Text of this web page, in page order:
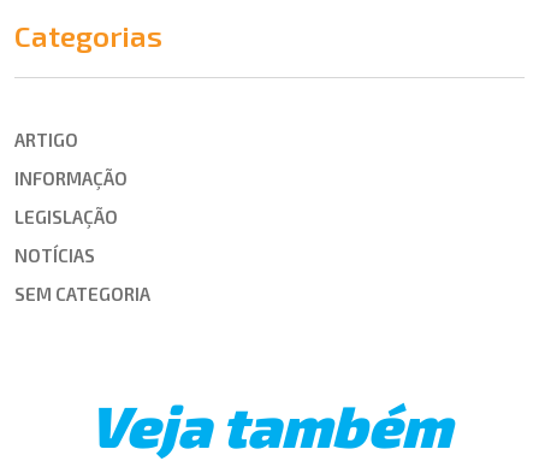
Categorias
ARTIGO
INFORMAÇÃO
LEGISLAÇÃO
NOTÍCIAS
SEM CATEGORIA
Veja também